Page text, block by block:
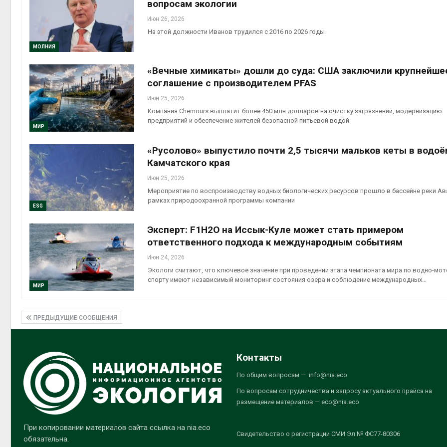
МОЛНИЯ
вопросам экологии
Июн 26, 2026
На этой должности Иванов трудился с 2016 по 2026 годы
МИР
«Вечные химикаты» дошли до суда: США заключили
соглашение с производителем PFAS
Июн 25, 2026
Компания Chemours выплатит более 450 млн долларов на очистку загрязнений, модернизацию
предприятий и обеспечение жителей безопасной питьевой водой
ESG
«Русолово» выпустило почти 2,5 тысячи мальков кеты в
Камчатского края
Июн 25, 2026
Мероприятие по воспроизводству водных биологических ресурсов прошло в бассейне реки
рамках природоохранной программы компании
МИР
Эксперт: F1H2O на Иссык-Куле может стать примером
ответственного подхода к международным событиям
Июн 24, 2026
Экологи считают, что ключевое значение при проведении этапа чемпионата мира по водно-
спорту имеют независимый мониторинг состояния озера и соблюдение международных…
ПРЕДЫДУЩИЕ СООБЩЕНИЯ
При копировании материалов сайта ссылка на nia.eco
обязательна.
Контакты
По общим вопросам — info@nia.eco
По вопросам сотрудничества и запросу актуального прайса на
размещение материалов — eco@nia.eco
Свидетельство о регистрации СМИ Эл № ФС77-80306